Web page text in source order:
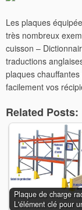
Les plaques
très nombreux
cuisson –
traductions
plaques
facilement vos
Related Posts:
Plaque de charge
L'élément clé pour